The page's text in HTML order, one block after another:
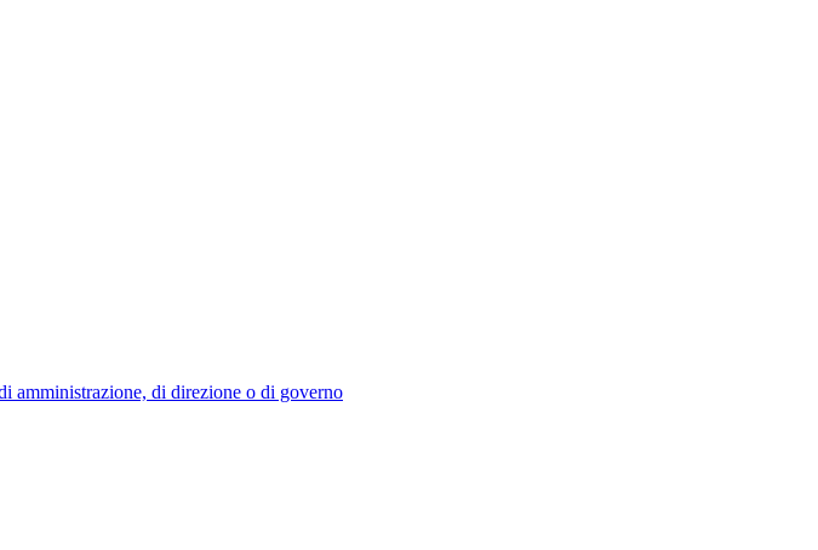
amministrazione, di direzione o di governo